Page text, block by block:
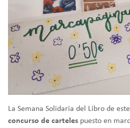
La Semana Solidaria del Libro de
concurso de carteles puesto en